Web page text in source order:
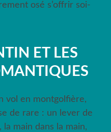
osé s’offrir soi-
ET LES
vol en montgolfière,
de rare : un lever de
main dans la main,